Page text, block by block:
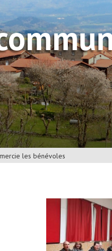
les bénévoles